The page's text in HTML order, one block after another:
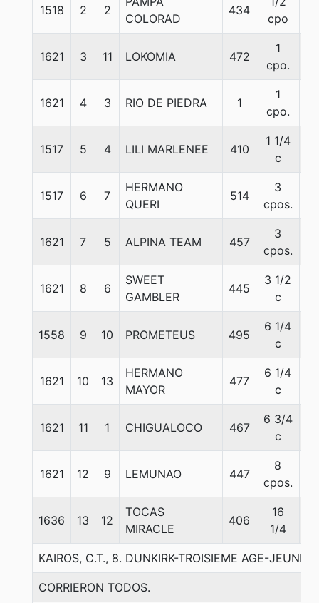
1518 2 2
COLORAD
434
cpo
1621 3 11 LOKOMIA 472
1
cpo.
1621 4 3 RIO DE PIEDRA 1
1
cpo.
1517 5 4 LILI MARLENEE 410
1 1/4
c
1517 6 7
HERMANO
QUERI
514
3
cpos.
1621 7 5 ALPINA TEAM 457
3
cpos.
1621 8 6
SWEET
GAMBLER
445
3 1/2
c
1558 9 10 PROMETEUS 495
6 1/4
c
1621 10 13
HERMANO
MAYOR
477
6 1/4
c
1621 11 1 CHIGUALOCO 467
6 3/4
c
1621 12 9 LEMUNAO 447
8
cpos.
1636 13 12
TOCAS
MIRACLE
406
16
1/4
KAIROS, C.T., 8. DUNKIRK-TROISIEME AGE-JEUNE
CORRIERON TODOS.